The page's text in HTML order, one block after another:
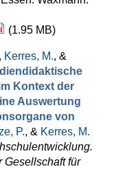
(1.95 MB)
, Kerres, M., &
Kontext der
Auswertung
von
P., & Kerres, M.
Gesellschaft für